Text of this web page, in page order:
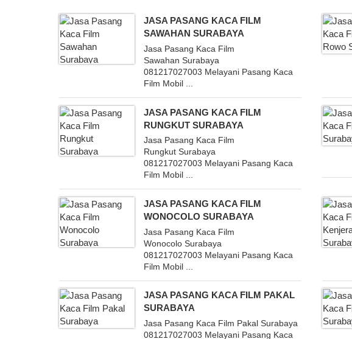
JASA PASANG KACA FILM
SAWAHAN SURABAYA
Jasa Pasang Kaca Film
Sawahan Surabaya
081217027003 Melayani Pasang Kaca
Film Mobil ...
JASA PASANG KACA FILM
RUNGKUT SURABAYA
Jasa Pasang Kaca Film
Rungkut Surabaya
081217027003 Melayani Pasang Kaca
Film Mobil ...
JASA PASANG KACA FILM
WONOCOLO SURABAYA
Jasa Pasang Kaca Film
Wonocolo Surabaya
081217027003 Melayani Pasang Kaca
Film Mobil ...
JASA PASANG KACA FILM PAKAL
SURABAYA
Jasa Pasang Kaca Film Pakal Surabaya
081217027003 Melayani Pasang Kaca